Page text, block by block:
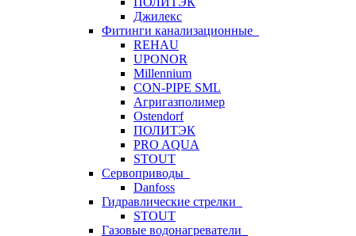
Джилекс
Фитинги канализационные
REHAU
UPONOR
Millennium
CON-PIPE SML
Агригазполимер
Ostendorf
ПОЛИТЭК
PRO AQUA
STOUT
Сервоприводы
Danfoss
Гидравлические стрелки
STOUT
Газовые водонагреватели